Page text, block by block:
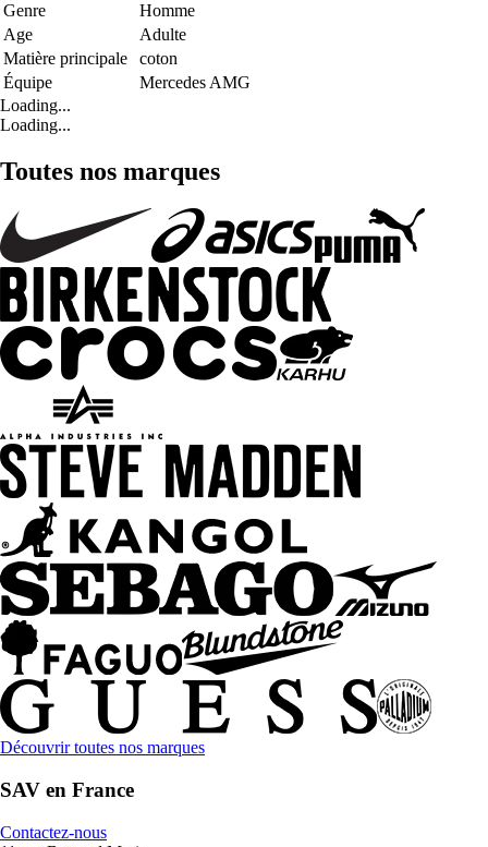
Genre
Homme
Age
Adulte
Matière principale
coton
Équipe
Mercedes AMG
Loading...
Loading...
Toutes nos marques
Découvrir toutes nos marques
SAV en France
Contactez-nous